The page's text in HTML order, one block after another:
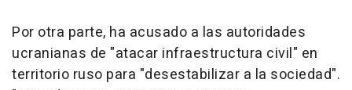
Por otra parte, ha acusado a las autoridades
ucranianas de "atacar infraestructura civil" en
territorio ruso para "desestabilizar a la sociedad".